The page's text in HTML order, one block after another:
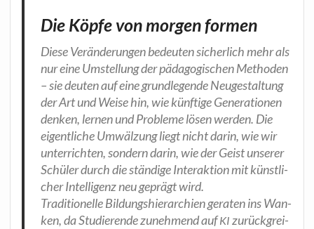
Die Köpfe von morgen formen
Die­se Ver­än­de­run­gen bedeu­ten sicher­lich mehr als
nur eine Umstel­lung der päd­ago­gi­schen Metho­den
– sie deu­ten auf eine grund­le­gen­de Neu­ge­stal­tung
der Art und Wei­se hin, wie künf­ti­ge Gene­ra­tio­nen
den­ken, ler­nen und Pro­ble­me lösen wer­den. Die
eigent­li­che Umwäl­zung liegt nicht dar­in, wie wir
unter­rich­ten, son­dern dar­in, wie der Geist unse­rer
Schü­ler durch die stän­di­ge Inter­ak­ti­on mit künst­li­
cher Intel­li­genz neu geprägt wird.
Tra­di­tio­nel­le Bil­dungs­hier­ar­chien gera­ten ins Wan­
ken, da Stu­die­ren­de zuneh­mend aufKI zurück­grei­